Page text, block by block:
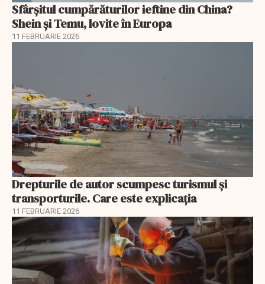
Sfârșitul cumpărăturilor ieftine din China?
Shein și Temu, lovite în Europa
11 FEBRUARIE 2026
Drepturile de autor scumpesc turismul și
transporturile. Care este explicația
11 FEBRUARIE 2026